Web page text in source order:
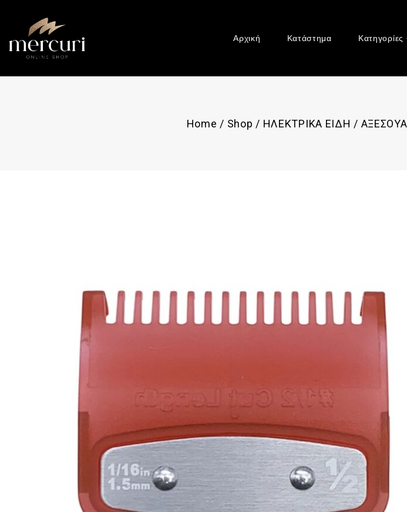
Αρχική Κατάστημα Κατηγορίες
Home / Shop / ΗΛΕΚΤΡΙΚΑ ΕΙΔΗ /